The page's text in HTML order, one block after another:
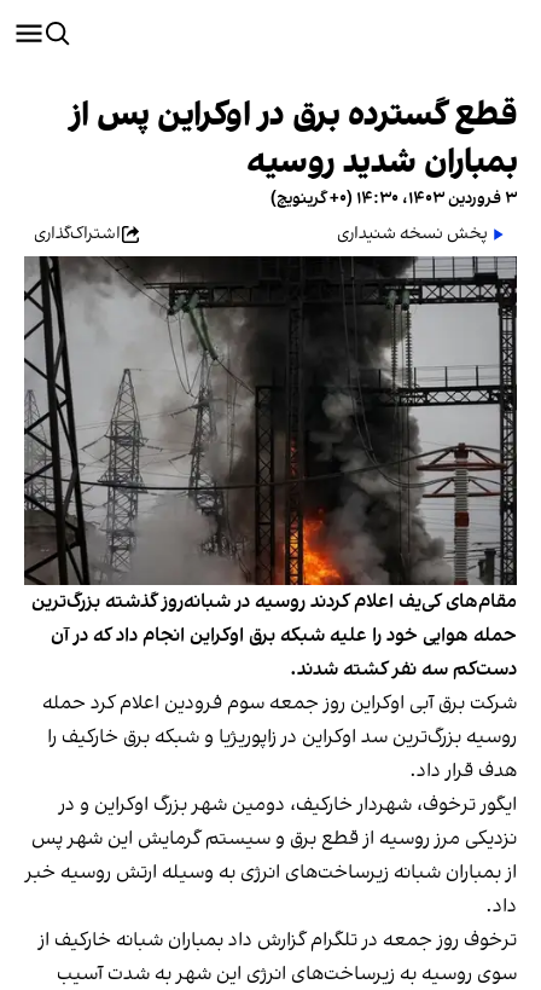
قطع گسترده برق در اوکراین پس از
بمباران شدید روسیه
۳ فروردین ۱۴۰۳، ۱۴:۳۰ (‎+۰ گرینویچ)
پخش نسخه شنیداری
اشتراک‌گذاری
مقام‌های کی‌یف اعلام کردند روسیه در شبانه‌روز گذشته بزرگ‌ترین
حمله هوایی خود را علیه شبکه برق اوکراین انجام داد که در آن
دست‌کم سه نفر کشته شدند.
شرکت برق آبی اوکراین روز جمعه سوم فرودین اعلام کردحمله‌
روسیه بزرگ‌ترین سد اوکراین در زاپوریژیا و شبکه برق خارکیف را
هدف قرار داد.
ایگور ترخوف، شهردار خارکیف، دومین شهر بزرگ اوکراین و در
نزدیکی مرز روسیه از قطع برق و سیستم گرمایش این شهر پس
از بمباران شبانه زیرساخت‌های انرژی به وسیله ارتش روسیه خبر
داد.
ترخوف روز جمعه در تلگرام گزارش داد بمباران شبانه خارکیف از
سوی روسیه به زیرساخت‌های انرژی این شهر به شدت آسیب